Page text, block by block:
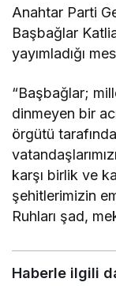
Anahtar Parti
Başbağlar
yayımladığı
“Başbağlar;
dinmeyen bir
örgütü
karşı birlik ve
şehitlerimizin
Ruhları şad,
Haberle ilgili